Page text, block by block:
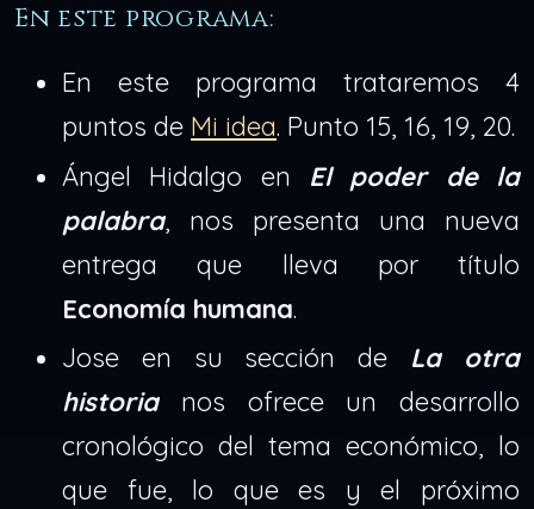
En este programa:
En este programa trataremos 4
puntos de Mi idea. Punto 15, 16, 19, 20.
Ángel Hidalgo en El poder de la
palabra, nos presenta una nueva
entrega que lleva por título
Economía humana.
Jose en su sección de La otra
historianos ofrece un desarrollo
cronológico del tema económico, lo
que fue, lo que es y el próximo